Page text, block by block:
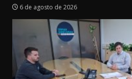
6 de agosto de 2026